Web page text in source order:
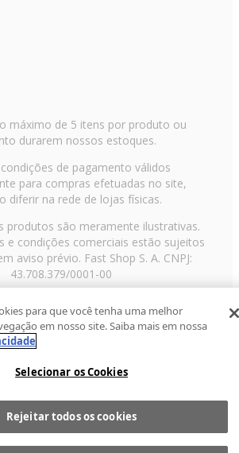
máximo de 5 itens por produto ou
durarem nossos estoques.
de pagamento válidos
para compras efetuadas no site,
diferir na rede de lojas físicas.
produtos são meramente ilustrativas.
e condições comerciais estão sujeitos
aviso prévio. Fast Shop S. A. CNPJ:
43.708.379/0001-00
001, Telefone: 11 3003-3728 ©
- Todos os direitos reservadosRF
para que você tenha uma melhor
em nosso site. Saiba mais em nossa
Selecionar os Cookies
Rejeitar todos os cookies